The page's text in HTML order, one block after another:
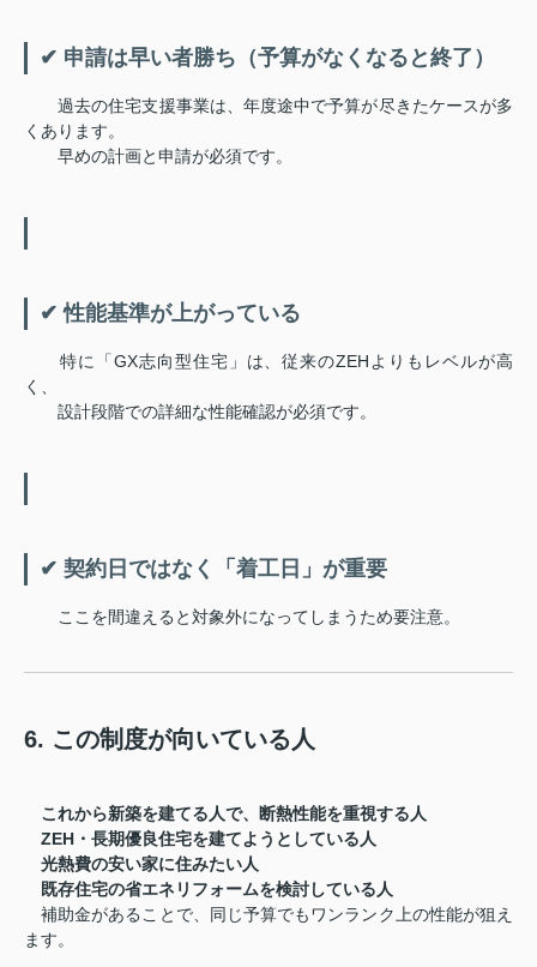
✔ 申請は早い者勝ち（予算がなくなると終了）
過去の住宅支援事業は、年度途中で予算が尽きたケースが多
くあります。
早めの計画と申請が必須です。
✔ 性能基準が上がっている
特に「GX志向型住宅」は、従来のZEHよりもレベルが高
く、
設計段階での詳細な性能確認が必須です。
✔ 契約日ではなく「着工日」が重要
ここを間違えると対象外になってしまうため要注意。
6. この制度が向いている人
これから新築を建てる人で、断熱性能を重視する人
ZEH・長期優良住宅を建てようとしている人
光熱費の安い家に住みたい人
既存住宅の省エネリフォームを検討している人
補助金があることで、同じ予算でもワンランク上の性能が狙え
ます。